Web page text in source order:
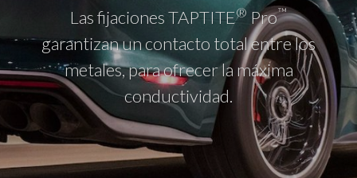
Las fijaciones TAPTITE® Pro™
garantizan un contacto total entre los
metales, para ofrecer la máxima
conductividad.